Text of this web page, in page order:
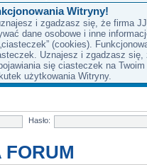
Witryny!
i zgadzasz się, że firma
dane osobowe i inne
(cookies).
Uznajesz i zgadzasz się,
się ciasteczek na
użytkowania Witryny.
Hasło:
FORUM